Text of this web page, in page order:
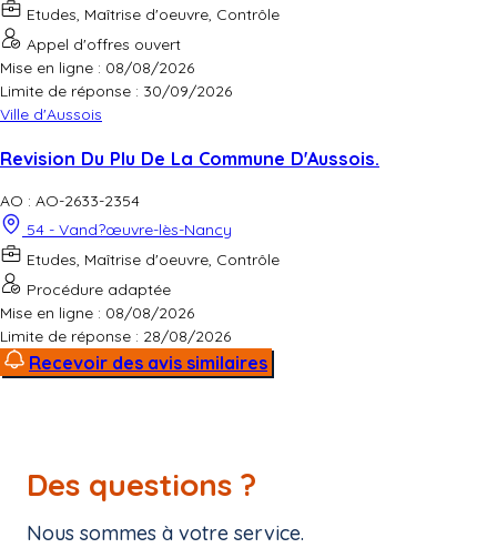
Etudes, Maîtrise d'oeuvre, Contrôle
Appel d'offres ouvert
Mise en ligne : 08/08/2026
Limite de réponse : 30/09/2026
Ville d'Aussois
Revision Du Plu De La Commune D'Aussois.
AO : AO-2633-2354
54 - Vand?œuvre-lès-Nancy
Etudes, Maîtrise d'oeuvre, Contrôle
Procédure adaptée
Mise en ligne : 08/08/2026
Limite de réponse : 28/08/2026
Recevoir des avis similaires
Des questions ?
Nous sommes à votre service.